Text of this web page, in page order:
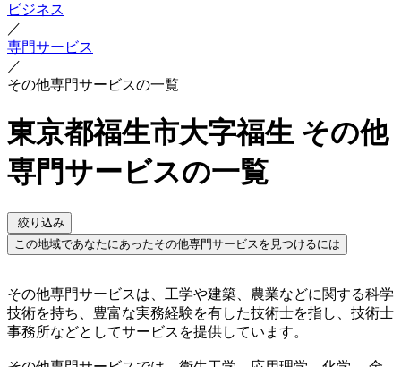
ビジネス
／
専門サービス
／
その他専門サービスの一覧
東京都福生市大字福生 その他
専門サービスの一覧
絞り込み
この地域であなたにあったその他専門サービスを見つけるには
その他専門サービスは、工学や建築、農業などに関する科学
技術を持ち、豊富な実務経験を有した技術士を指し、技術士
事務所などとしてサービスを提供しています。